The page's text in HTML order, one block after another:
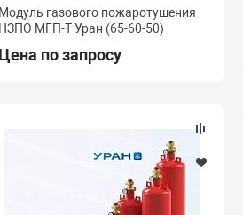
Модуль газового пожаротушения
НЗПО МГП-Т Уран (65-60-50)
Цена по запросу